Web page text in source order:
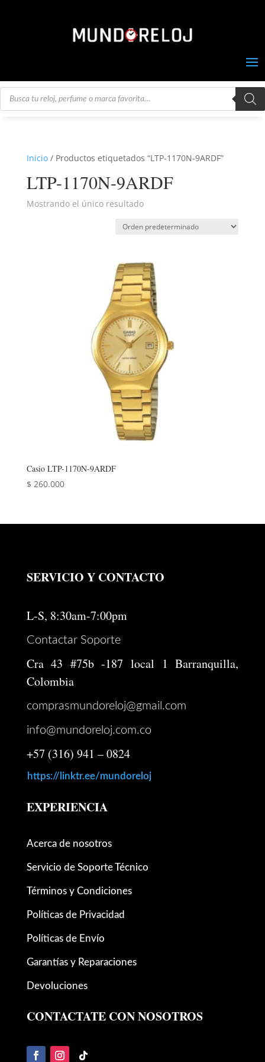
Búsqueda
Inicio/ Productos etiquetados “LTP-1170N-9ARDF”
LTP-1170N-9ARDF
Mostrando el único resultado
Casio LTP-1170N-9ARDF
$ 260.000
SERVICIO Y CONTACTO
L-S, 8:30am-7:00pm
Contactar Soporte
Cra 43 #75b -187 local 1 Barranquilla,
Colombia
comprasmundoreloj@gmail.com
info@mundoreloj.com.co
+57 (316) 941 – 0824
https://linktr.ee/mundoreloj
EXPERIENCIA
Acerca de nosotros
Servicio de Soporte Técnico
Términos y Condiciones
Políticas de Privacidad
Políticas de Envío
Garantías y Reparaciones
Devoluciones
CONTACTATE CON NOSOTROS